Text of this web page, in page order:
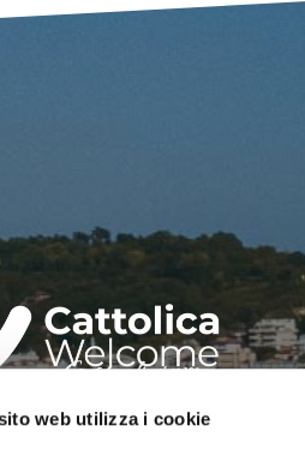
web utilizza i cookie
INFORMAZIONI TURISTICHE